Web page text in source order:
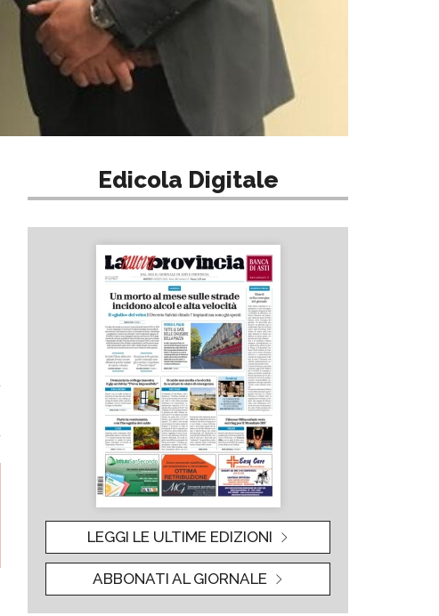
Edicola Digitale
LEGGI LE ULTIME EDIZIONI
ABBONATI AL GIORNALE